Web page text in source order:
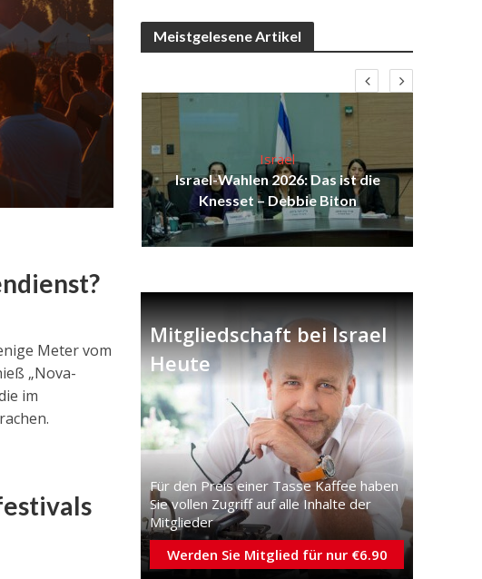
Meter vom
„Nova-
im
Meistgelesene Artikel
stellen
Israel
Israel-Wahlen 2026: Das ist die
Knesset – Debbie Biton
Mitgliedschaft bei Israel
Heute
Für den Preis einer Tasse Kaffee haben
Sie vollen Zugriff auf alle Inhalte der
Mitglieder
Werden Sie Mitglied für nur €6.90